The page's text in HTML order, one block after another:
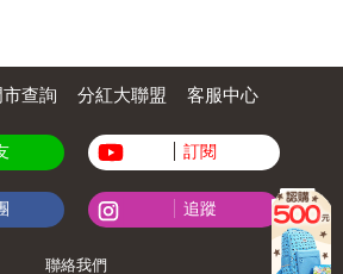
宏，高雄醫學大學心理系「決策神經科學實驗
」副教授 & 「就像作者一樣，初始，我從電
》；後來，我從我可愛的大兒子身上，實際
驗自閉症的日常，也在閱讀裡尋找自閉症的
影，例如《火星上的人類學家》。然而，
自閉群像》一書讓人由遠至近，細細看見人
神祕的心靈圖像。本書作者的新聞記者背
景，讓這套厚書融合了動人的故事、清晰的說
：「為什麼我兒子不斷旋轉身體？」、「他
什麼摀住耳朵？」、「他為何從不看
孩子在學校打人、吵鬧、被霸凌的時候，該
麼辦？」、「他找得到工作嗎？」、「他可
淚盈眶，重新燃起勇氣和希望。本書中，天
針對自閉症的生活、教育、醫療、求職、社
交各層面，提出許多「內行人」的見解。她強
調：＊ 別因自閉症的標籤，低估了孩子的潛
市查詢 分紅大聯盟 客服中心
訂閱
追蹤
聯絡我們